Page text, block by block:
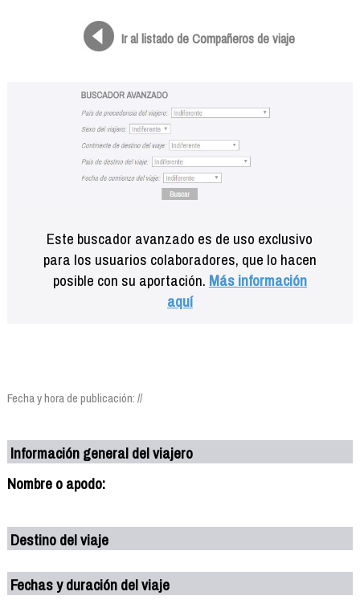
Ir al listado de Compañeros de viaje
Este buscador avanzado es de uso exclusivo
para los usuarios colaboradores, que lo hacen
posible con su aportación. Más información
aquí
Fecha y hora de publicación: //
Información general del viajero
Nombre o apodo:
Destino del viaje
Fechas y duración del viaje